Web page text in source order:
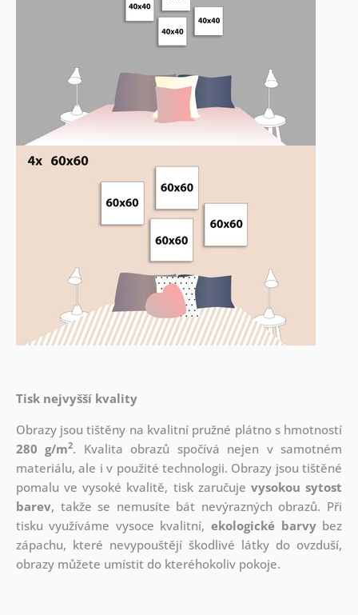
Tisk nejvyšší kvality
Obrazy jsou tištěny na kvalitní pružné plátno s hmotností
280 g/m2. Kvalita obrazů spočívá nejen v samotném
materiálu, ale i v použité technologii. Obrazy jsou tištěné
pomalu ve vysoké kvalitě, tisk zaručuje vysokou sytost
barev, takže se nemusíte bát nevýrazných obrazů. Při
tisku využíváme vysoce kvalitní,ekologické barvybez
zápachu, které nevypouštějí škodlivé látky do ovzduší,
obrazy můžete umístit do kteréhokoliv pokoje.